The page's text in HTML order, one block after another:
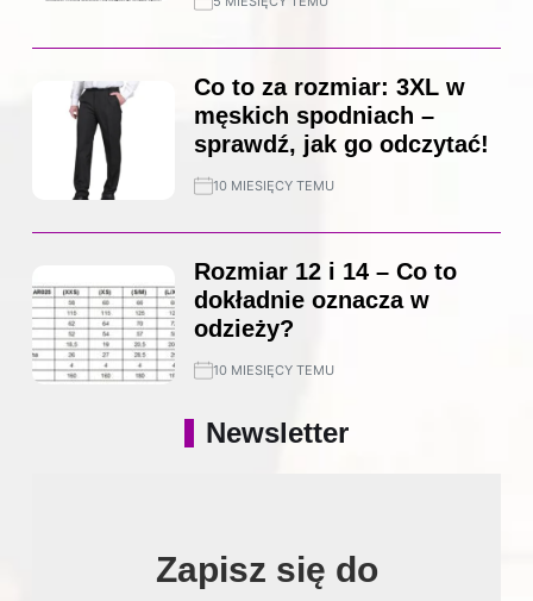
Co to za rozmiar: 3XL w
męskich spodniach –
sprawdź, jak go odczytać!
10 MIESIĘCY TEMU
Rozmiar 12 i 14 – Co to
dokładnie oznacza w
odzieży?
10 MIESIĘCY TEMU
Newsletter
Zapisz się do